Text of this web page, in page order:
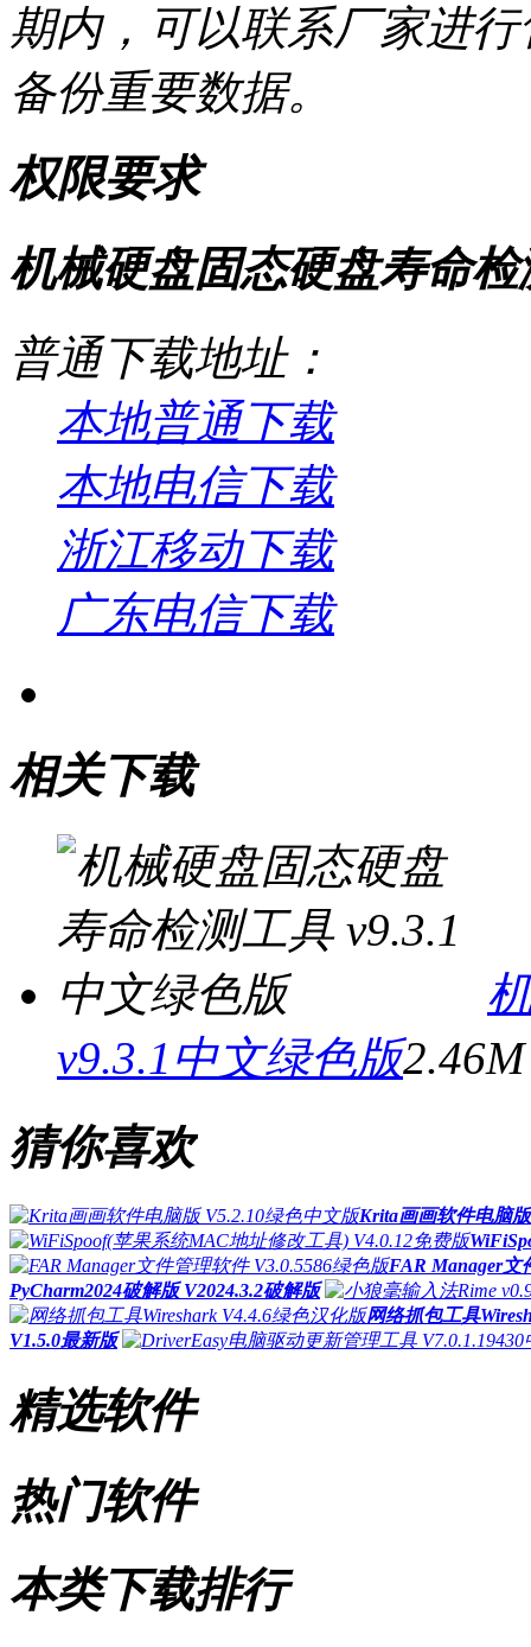
期内，可以联系厂家进
备份重要数据。
权限要求
机械硬盘固态硬盘寿命
普通下载地址：
本地普通下载
本地电信下载
浙江移动下载
广东电信下载
相关下载
v9.3.1中文绿色版2.46M
猜你喜欢
Krita画画软件电脑
FAR Manager文
PyCharm2024破解版 V2024.3.2破解版
网络抓包工具
V1.5.0最新版
精选软件
热门软件
本类下载排行